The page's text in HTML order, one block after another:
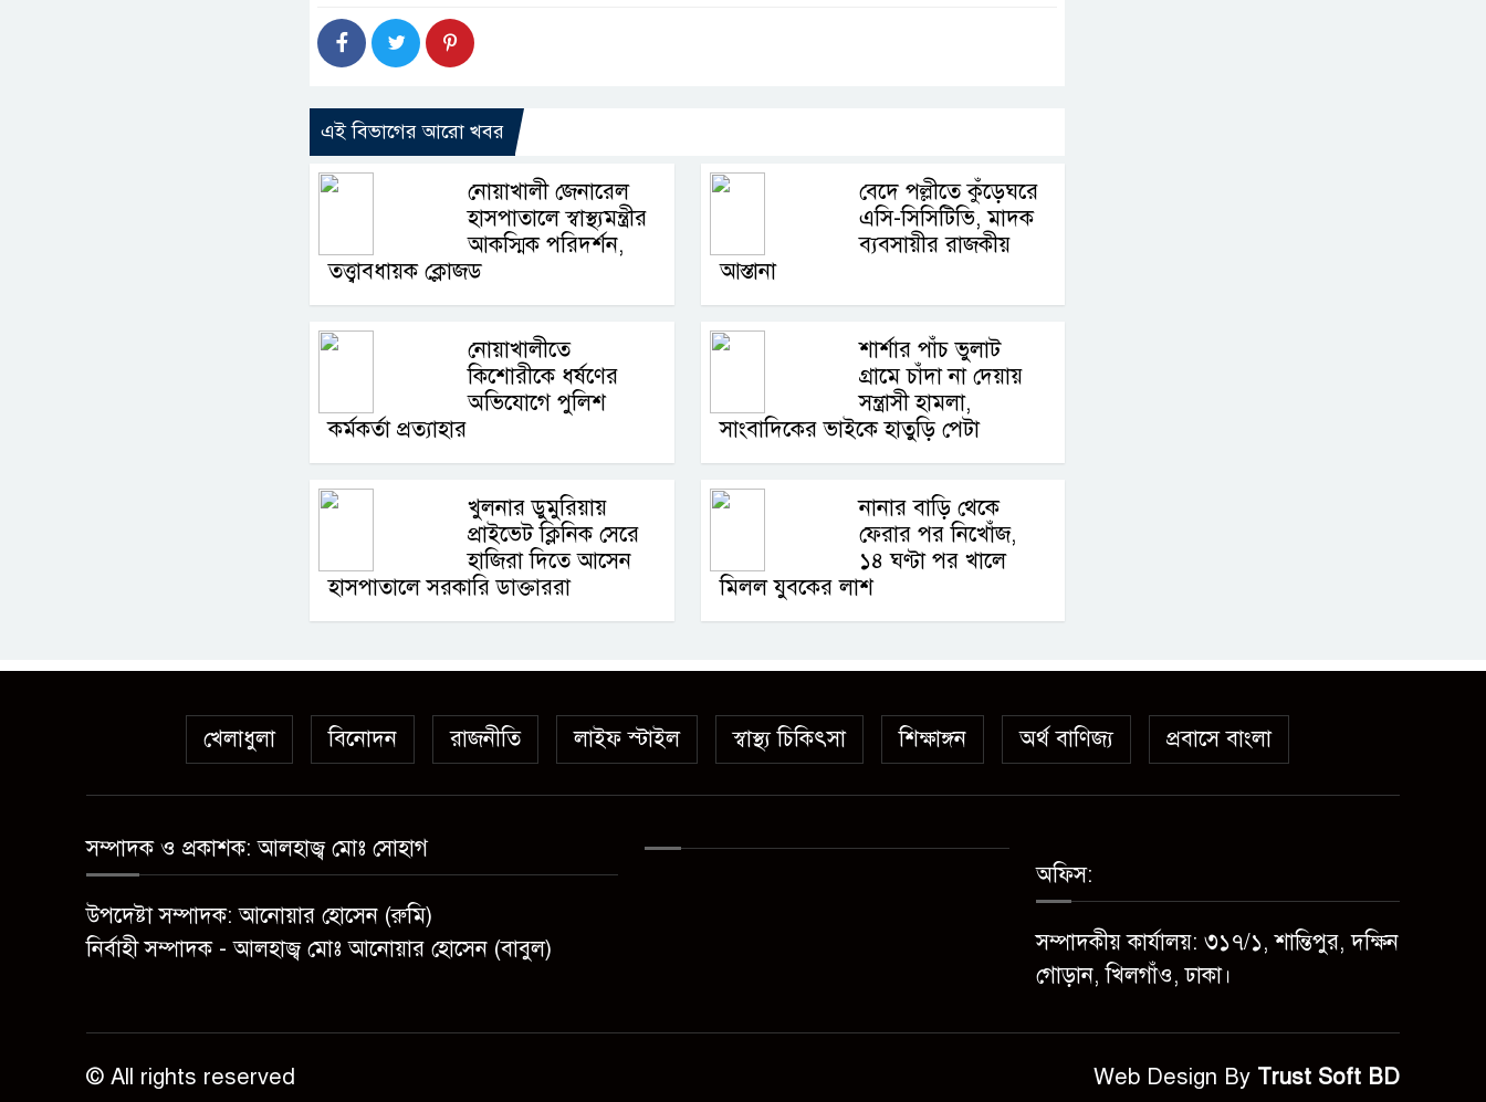
এই বিভাগের আরো খবর
নোয়াখালী জেনারেল
হাসপাতালে স্বাস্থ্যমন্ত্রীর
আকস্মিক পরিদর্শন,
তত্ত্বাবধায়ক ক্লোজড
বেদে পল্লীতে কুঁড়েঘরে
এসি-সিসিটিভি, মাদক
ব্যবসায়ীর রাজকীয়
আস্তানা
নোয়াখালীতে
কিশোরীকে ধর্ষণের
অভিযোগে পুলিশ
কর্মকর্তা প্রত্যাহার
শার্শার পাঁচ ভুলাট
গ্রামে চাঁদা না দেয়ায়
সন্ত্রাসী হামলা,
সাংবাদিকের ভাইকে হাতুড়ি পেটা
খুলনার ডুমুরিয়ায়
প্রাইভেট ক্লিনিক সেরে
হাজিরা দিতে আসেন
হাসপাতালে সরকারি ডাক্তাররা
নানার বাড়ি থেকে
ফেরার পর নিখোঁজ,
১৪ ঘণ্টা পর খালে
মিলল যুবকের লাশ
খেলাধুলা বিনোদন রাজনীতি লাইফ স্টাইল স্বাস্থ্য চিকিৎসা শিক্ষাঙ্গন অর্থ বাণিজ্য প্রবাসে বাংলা
সম্পাদক ও প্রকাশক: আলহাজ্ব মোঃ সোহাগ
উপদেষ্টা সম্পাদক: আনোয়ার হোসেন (রুমি)
নির্বাহী সম্পাদক - আলহাজ্ব মোঃ আনোয়ার হোসেন (বাবুল)
অফিস:
সম্পাদকীয় কার্যালয়: ৩১৭/১, শান্তিপুর, দক্ষিন
গোড়ান, খিলগাঁও, ঢাকা।
© All rights reserved Web Design By Trust Soft BD